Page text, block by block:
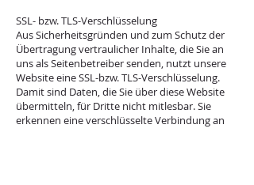
SSL- bzw. TLS-Verschlüsselung
Aus Sicherheitsgründen und zum Schutz der
Übertragung vertraulicher Inhalte, die Sie an
uns als Seitenbetreiber senden, nutzt unsere
Website eine SSL-bzw. TLS-Verschlüsselung.
Damit sind Daten, die Sie über diese Website
übermitteln, für Dritte nicht mitlesbar. Sie
erkennen eine verschlüsselte Verbindung an